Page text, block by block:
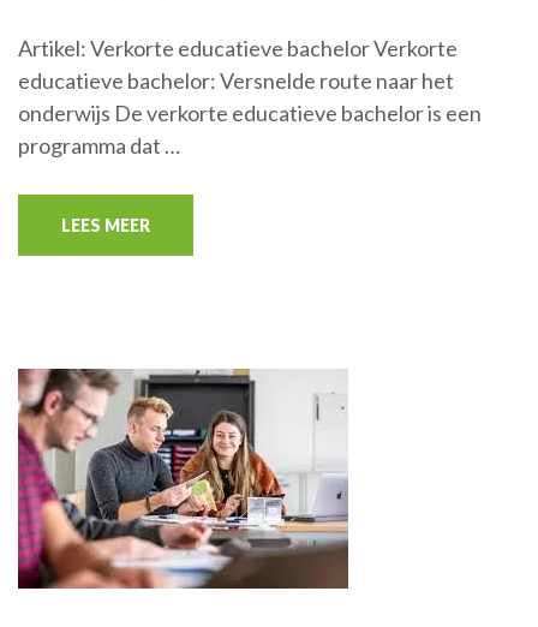
Artikel: Verkorte educatieve bachelor Verkorte
educatieve bachelor: Versnelde route naar het
onderwijs De verkorte educatieve bachelor is een
programma dat …
LEES MEER